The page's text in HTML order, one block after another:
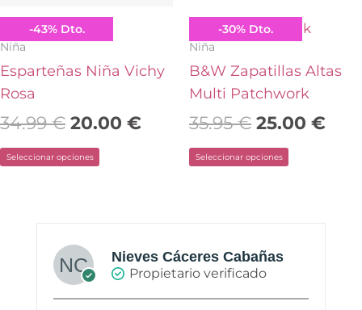
-43%Dto.
Conguitos
Niña
Esparteñas Niña Vichy
Rosa
34.99€ 20.00 €
Seleccionar opciones
pueden
elegir
en
la
página
producto
-30% Dto.
B&W Break&Walk
Niña
B&W Zapatillas Altas
Multi Patchwork
35.95€ 25.00 €
Seleccionar opciones
pueden
elegir
en
la
página
producto
Nieves Cáceres Cabañas
Propietario verificado